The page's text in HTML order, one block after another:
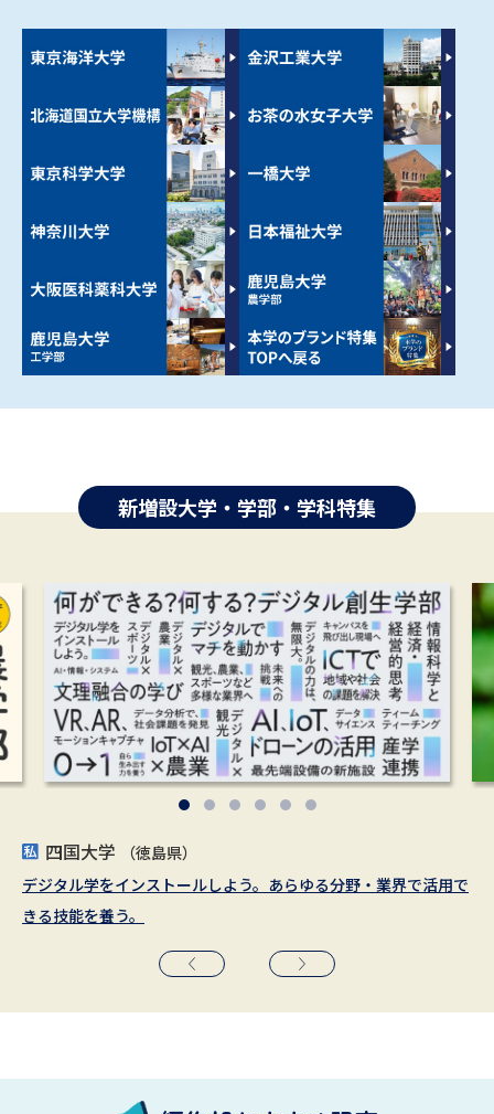
新増設大学・学部・学科特集
四国大学
（徳島県）
デジタル学をインストールしよう。あらゆる分野・業界で活用で
きる技能を養う。
立教大学
（東京都／埼玉県）
文理の知がつながる自由の学府で、未来を拓く環境リーダーへ
新潟医療福祉大学
健康データサイエンス学科 2026年4月 開設
藤女子大学（北海道）
2025年４月 ウェルビーイング学部が誕生しました。
酪農学園大学（北海道）
地域が変わる。日本が変わる。世界が変わる。北海道から変えて
いく。
広島修道大学（広島県）
2027年4月、広島県の大学で初の農学部を設置！（仮称・設置構
想中）